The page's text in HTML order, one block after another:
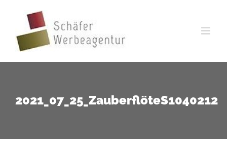
springen
2021_07_25_ZauberflöteS1040212